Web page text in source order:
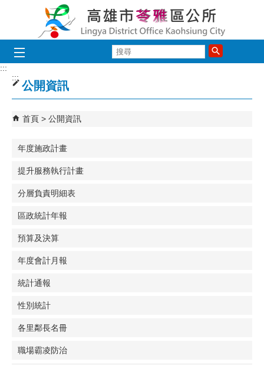
跳到主要內容區塊
尋
:::
:::
公開資訊
首頁 公開資訊
年度施政計畫
提升服務執行計畫
分層負責明細表
區政統計年報
預算及決算
年度會計月報
統計通報
性別統計
各里鄰長名冊
職場霸凌防治